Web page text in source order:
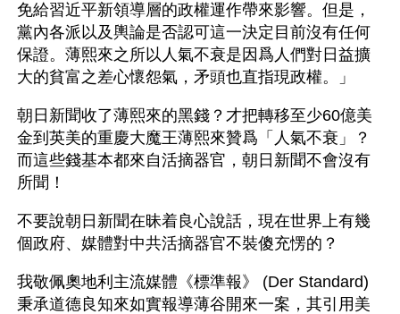
免給習近平新領導層的政權運作帶來影響。但是，
黨內各派以及輿論是否認可這一決定目前沒有任何
保證。薄熙來之所以人氣不衰是因爲人們對日益擴
大的貧富之差心懷怨氣，矛頭也直指現政權。」
朝日新聞收了薄熙來的黑錢？才把轉移至少60億美
金到英美的重慶大魔王薄熙來贊爲「人氣不衰」？
而這些錢基本都來自活摘器官，朝日新聞不會沒有
所聞！
不要說朝日新聞在昧着良心說話，現在世界上有幾
個政府、媒體對中共活摘器官不裝傻充愣的？
我敬佩奧地利主流媒體《標準報》 (Der Standard)
秉承道德良知來如實報導薄谷開來一案，其引用美